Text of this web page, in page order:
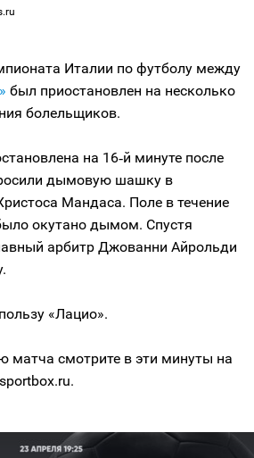
Италии по футболу между
был приостановлен на несколько
болельщиков.
на 16‑й минуте после
дымовую шашку в
Мандаса. Поле в течение
окутано дымом. Спустя
арбитр Джованни Айрольди
«Лацио».
матча смотрите в эти минуты на